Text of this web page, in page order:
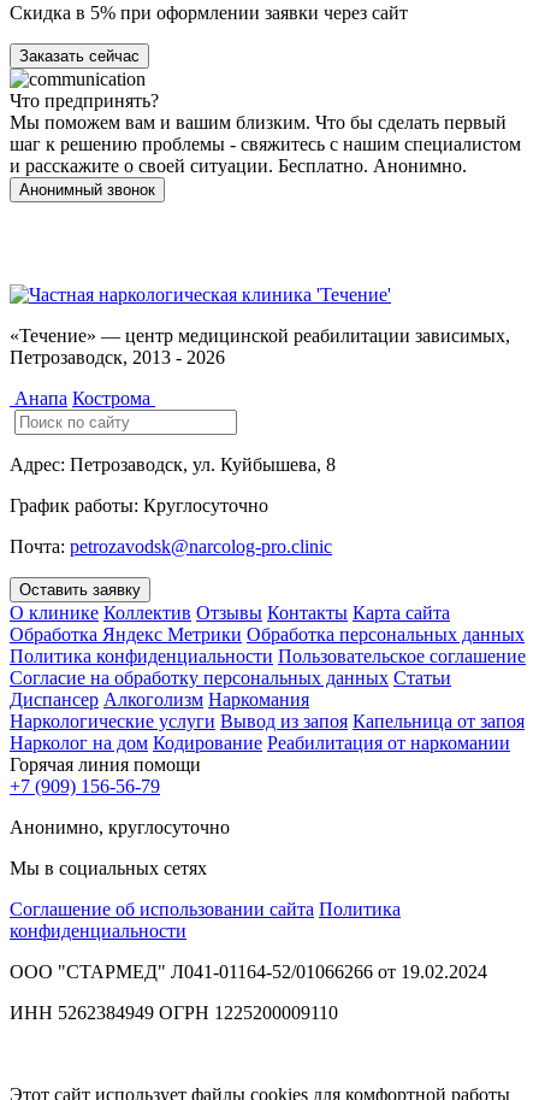
Скидка в 5% при оформлении заявки через сайт
Заказать сейчас
Что предпринять?
Мы поможем вам и вашим близким. Что бы сделать первый
шаг к решению проблемы - свяжитесь с нашим специалистом
и расскажите о своей ситуации. Бесплатно. Анонимно.
Анонимный звонок
«Течение» — центр медицинской реабилитации зависимых,
Петрозаводск, 2013 - 2026
Анапа Кострома
Адрес: Петрозаводск, ул. Куйбышева, 8
График работы: Круглосуточно
Почта: petrozavodsk@narcolog-pro.clinic
Оставить заявку
О клинике Коллектив Отзывы Контакты Карта сайта
Обработка Яндекс Метрики Обработка персональных данных
Политика конфиденциальности Пользовательское соглашение
Согласие на обработку персональных данных Статьи
Диспансер Алкоголизм Наркомания
Наркологические услуги Вывод из запоя Капельница от запоя
Нарколог на дом Кодирование Реабилитация от наркомании
Горячая линия помощи
+7 (909) 156-56-79
Анонимно, круглосуточно
Мы в социальных сетях
Соглашение об использовании сайта Политика
конфиденциальности
ООО "СТАРМЕД" Л041-01164-52/01066266 от 19.02.2024
ИНН 5262384949 ОГРН 1225200009110
Этот сайт использует файлы cookies для комфортной работы